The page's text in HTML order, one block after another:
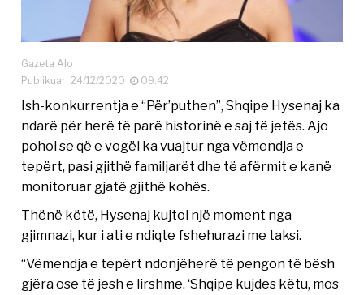
Gazeta Alo
Publikuar: 24/12/2020
09:42
Ish-konkurrentja e “Për’puthen”, Shqipe Hysenaj ka
ndarë për herë të parë historinë e saj të jetës. Ajo
pohoi se që e vogël ka vuajtur nga vëmendja e
tepërt, pasi gjithë familjarët dhe të afërmit e kanë
monitoruar gjatë gjithë kohës.
Thënë këtë, Hysenaj kujtoi një moment nga
gjimnazi, kur i ati e ndiqte fshehurazi me taksi.
“Vëmendja e tepërt ndonjëherë të pengon të bësh
gjëra ose të jesh e lirshme. ‘Shqipe kujdes këtu, mos